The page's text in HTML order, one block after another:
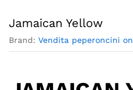
Jamaican Yellow
Brand: Vendita peperoncini